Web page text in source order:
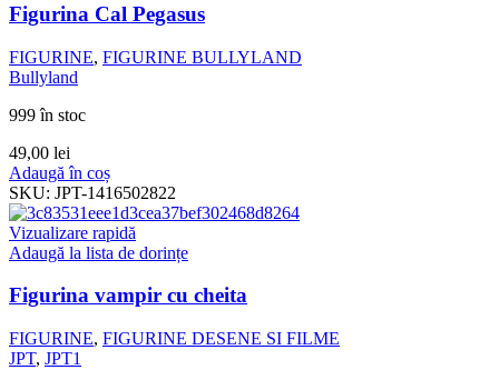
Figurina Cal Pegasus
FIGURINE, FIGURINE BULLYLAND
Bullyland
999 în stoc
49,00 lei
Adaugă în coș
SKU: JPT-1416502822
Vizualizare rapidă
Adaugă la lista de dorințe
Figurina vampir cu cheita
FIGURINE, FIGURINE DESENE SI FILME
JPT, JPT1